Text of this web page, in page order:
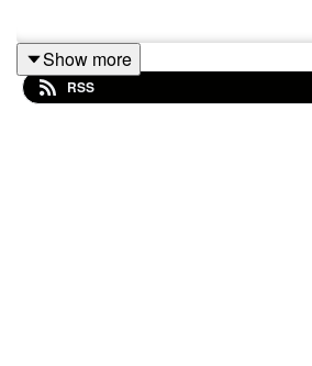
Pour l'association Quais des
rencontres Hors-Circuits incarnent
Show more
RSS